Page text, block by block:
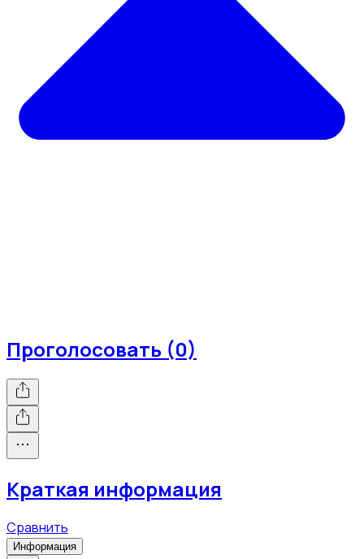
Проголосовать (0)
Краткая информация
Сравнить
Информация